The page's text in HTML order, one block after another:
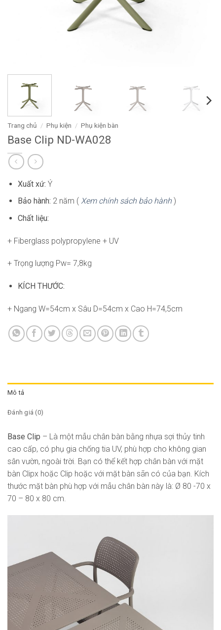
Trang chủ / Phụ kiện / Phụ kiện bàn
Base Clip ND-WA028
Xuất xứ: Ý
Bảo hành: 2 năm ( Xem chính sách bảo hành)
Chất liệu:
+ Fiberglass polypropylene + UV
+ Trọng lượng Pw= 7,8kg
KÍCH THƯỚC:
+ Ngang W=54cm x Sâu D=54cm x Cao H=74,5cm
Mô tả
Đánh giá (0)
Base Clip – Là một mẫu chân bàn bằng nhựa sợi thủy tinh
cao cấp, có phụ gia chống tia UV, phù hợp cho không gian
sân vườn, ngoài trời. Bạn có thể kết hợp chân bàn với mặt
bàn Clipx hoặc Clip hoặc với mặt bàn sãn có của bạn. Kích
thước mặt bàn phù hợp với mẫu chân bàn này là: Ø 80 -70 x
70 – 80 x 80 cm.